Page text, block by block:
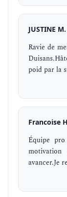
JUSTINE M.
Ravie de
poid par la
Francoise
Équipe
avancer.Je